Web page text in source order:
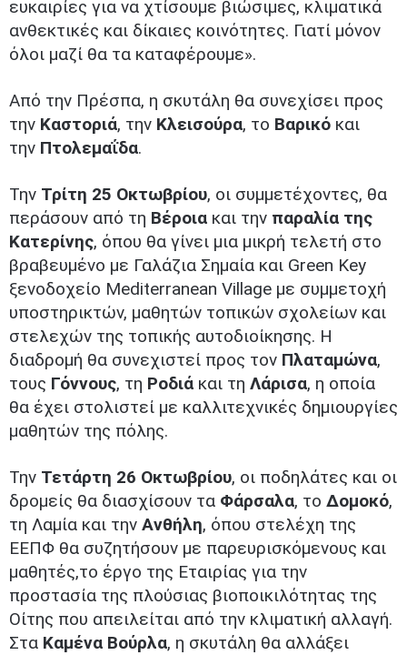
ευκαιρίες για να χτίσουμε βιώσιμες, κλιματικά
ανθεκτικές και δίκαιες κοινότητες. Γιατί μόνον
όλοι μαζί θα τα καταφέρουμε».
Από την Πρέσπα, η σκυτάλη θα συνεχίσει προς
την Καστοριά, την Κλεισούρα, το Βαρικό και
την Πτολεμαΐδα.
Την Τρίτη 25 Οκτωβρίου, οι συμμετέχοντες, θα
περάσουν από τη Βέροια και την παραλία της
Κατερίνης, όπου θα γίνει μια μικρή τελετή στο
βραβευμένο με Γαλάζια Σημαία και Green Key
ξενοδοχείο Mediterranean Village με συμμετοχή
υποστηρικτών, μαθητών τοπικών σχολείων και
στελεχών της τοπικής αυτοδιοίκησης. Η
διαδρομή θα συνεχιστεί προς τον Πλαταμώνα,
τους Γόννους, τη Ροδιά και τη Λάρισα, η οποία
θα έχει στολιστεί με καλλιτεχνικές δημιουργίες
μαθητών της πόλης.
Την Τετάρτη 26 Οκτωβρίου, οι ποδηλάτες και οι
δρομείς θα διασχίσουν τα Φάρσαλα, το Δομοκό,
τη Λαμία και την Ανθήλη, όπου στελέχη της
ΕΕΠΦ θα συζητήσουν με παρευρισκόμενους και
μαθητές,το έργο της Εταιρίας για την
προστασία της πλούσιας βιοποικιλότητας της
Οίτης που απειλείται από την κλιματική αλλαγή.
Στα Καμένα Βούρλα, η σκυτάλη θα αλλάξει